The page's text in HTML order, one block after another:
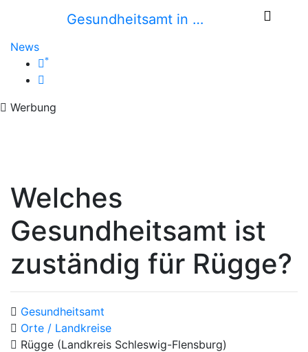
Gesundheitsamt in …
News
*
Werbung
Welches
Gesundheitsamt ist
zuständig für Rügge?
Gesundheitsamt
Orte / Landkreise
Rügge (Landkreis Schleswig-Flensburg)